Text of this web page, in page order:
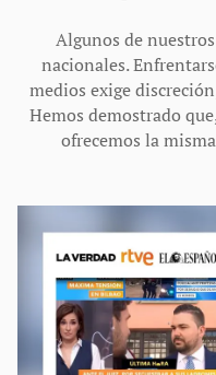
Algunos de
nacionales.
medios exige
Hemos demostrado
ofrecemos la